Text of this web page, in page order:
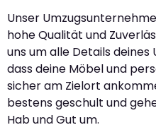
Unser
hohe Qualität und
uns um alle Details deines
dass deine Möbel und
sicher am Zielort
bestens geschult und
Hab und Gut um.